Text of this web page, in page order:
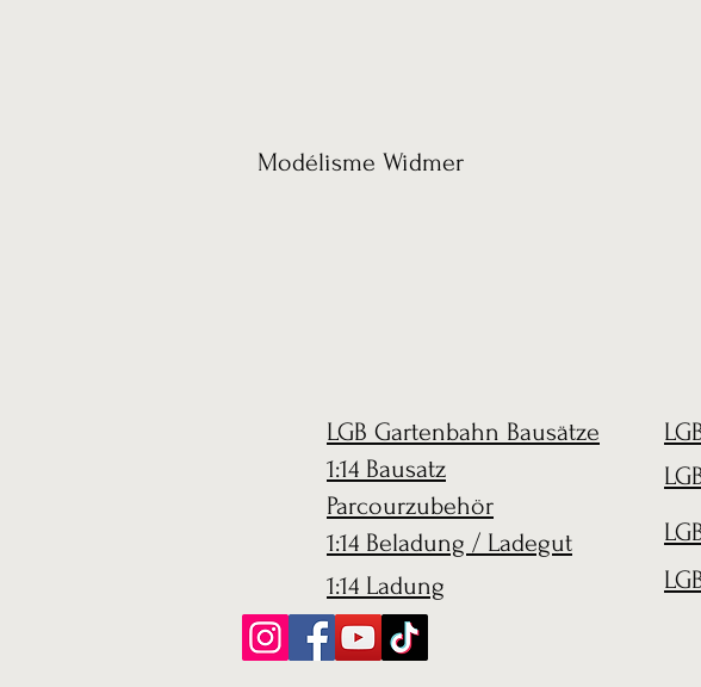
Modélisme Widmer
LGB Gartenbahn Bausätze
1:14 Bausatz
Parcourzubehör
1:14 Beladung / Ladegut
1:14 Ladung